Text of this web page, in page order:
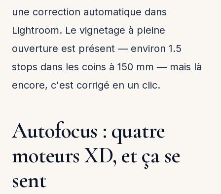
une correction automatique dans
Lightroom. Le vignetage à pleine
ouverture est présent — environ 1.5
stops dans les coins à 150 mm — mais là
encore, c'est corrigé en un clic.
Autofocus : quatre
moteurs XD, et ça se
sent